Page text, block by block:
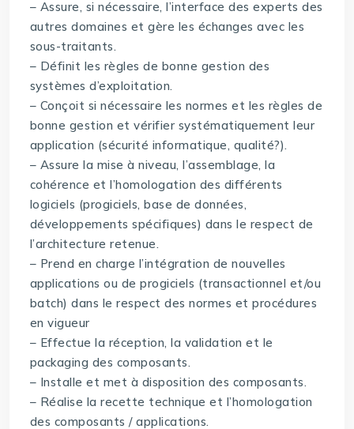
– Assure, si nécessaire, l’interface des experts des
autres domaines et gère les échanges avec les
sous-traitants.
– Définit les règles de bonne gestion des
systèmes d’exploitation.
– Conçoit si nécessaire les normes et les règles de
bonne gestion et vérifier systématiquement leur
application (sécurité informatique, qualité?).
– Assure la mise à niveau, l’assemblage, la
cohérence et l’homologation des différents
logiciels (progiciels, base de données,
développements spécifiques) dans le respect de
l’architecture retenue.
– Prend en charge l’intégration de nouvelles
applications ou de progiciels (transactionnel et/ou
batch) dans le respect des normes et procédures
en vigueur
– Effectue la réception, la validation et le
packaging des composants.
– Installe et met à disposition des composants.
– Réalise la recette technique et l’homologation
des composants / applications.